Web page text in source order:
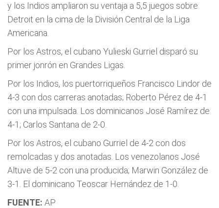
y los Indios ampliaron su ventaja a 5,5 juegos sobre
Detroit en la cima de la División Central de la Liga
Americana.
Por los Astros, el cubano Yulieski Gurriel disparó su
primer jonrón en Grandes Ligas.
Por los Indios, los puertorriqueños Francisco Lindor de
4-3 con dos carreras anotadas; Roberto Pérez de 4-1
con una impulsada. Los dominicanos José Ramírez de
4-1; Carlos Santana de 2-0.
Por los Astros, el cubano Gurriel de 4-2 con dos
remolcadas y dos anotadas. Los venezolanos José
Altuve de 5-2 con una producida; Marwin González de
3-1. El dominicano Teoscar Hernández de 1-0.
FUENTE: AP